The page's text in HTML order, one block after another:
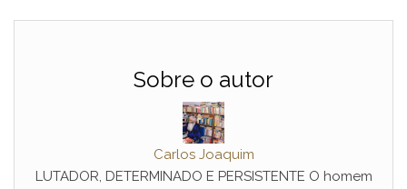
Sobre o autor
Carlos Joaquim
LUTADOR, DETERMINADO E PERSISTENTE O homem